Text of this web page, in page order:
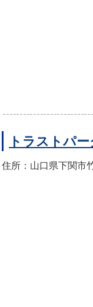
トラストパ
住所：山口県下関市